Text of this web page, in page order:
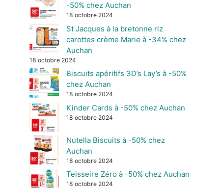
-50% chez Auchan
18 octobre 2024
St Jacques à la bretonne riz
carottes crème Marie à -34% chez
Auchan
18 octobre 2024
Biscuits apéritifs 3D’s Lay’s à -50%
chez Auchan
18 octobre 2024
Kinder Cards à -50% chez Auchan
18 octobre 2024
Nutella Biscuits à -50% chez
Auchan
18 octobre 2024
Teisseire Zéro à -50% chez Auchan
18 octobre 2024